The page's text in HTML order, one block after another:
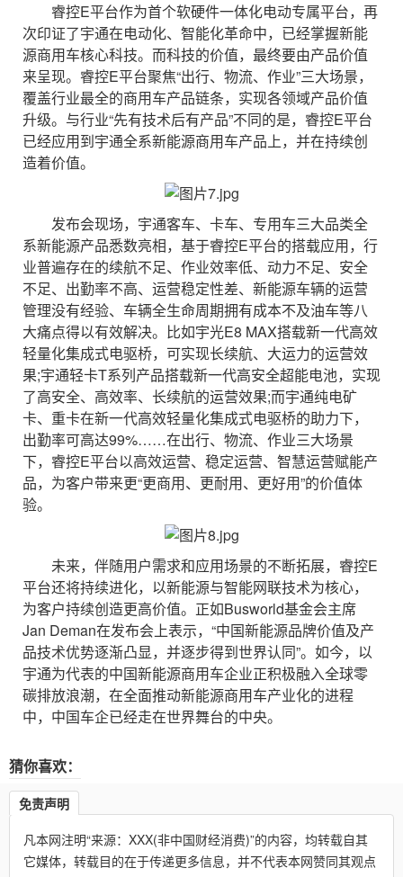
睿控E平台作为首个软硬件一体化电动专属平台，再
次印证了宇通在电动化、智能化革命中，已经掌握新能
源商用车核心科技。而科技的价值，最终要由产品价值
来呈现。睿控E平台聚焦“出行、物流、作业”三大场景，
覆盖行业最全的商用车产品链条，实现各领域产品价值
升级。与行业“先有技术后有产品”不同的是，睿控E平台
已经应用到宇通全系新能源商用车产品上，并在持续创
造着价值。
发布会现场，宇通客车、卡车、专用车三大品类全
系新能源产品悉数亮相，基于睿控E平台的搭载应用，行
业普遍存在的续航不足、作业效率低、动力不足、安全
不足、出勤率不高、运营稳定性差、新能源车辆的运营
管理没有经验、车辆全生命周期拥有成本不及油车等八
大痛点得以有效解决。比如宇光E8 MAX搭载新一代高效
轻量化集成式电驱桥，可实现长续航、大运力的运营效
果;宇通轻卡T系列产品搭载新一代高安全超能电池，实现
了高安全、高效率、长续航的运营效果;而宇通纯电矿
卡、重卡在新一代高效轻量化集成式电驱桥的助力下，
出勤率可高达99%……在出行、物流、作业三大场景
下，睿控E平台以高效运营、稳定运营、智慧运营赋能产
品，为客户带来更“更商用、更耐用、更好用”的价值体
验。
未来，伴随用户需求和应用场景的不断拓展，睿控E
平台还将持续进化，以新能源与智能网联技术为核心，
为客户持续创造更高价值。正如Busworld基金会主席
Jan Deman在发布会上表示，“中国新能源品牌价值及产
品技术优势逐渐凸显，并逐步得到世界认同”。如今，以
宇通为代表的中国新能源商用车企业正积极融入全球零
碳排放浪潮，在全面推动新能源商用车产业化的进程
中，中国车企已经走在世界舞台的中央。
猜你喜欢：
免责声明
凡本网注明“来源：XXX(非中国财经消费)”的内容，均转载自其
它媒体，转载目的在于传递更多信息，并不代表本网赞同其观点